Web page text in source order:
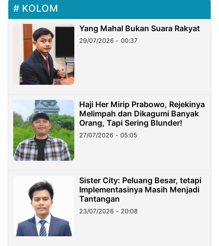
KOLOM
Yang Mahal Bukan Suara Rakyat
29/07/2026 - 00:37
Haji Her Mirip Prabowo, Rejekinya
Melimpah dan Dikagumi Banyak
Orang, Tapi Sering Blunder!
27/07/2026 - 05:05
Sister City: Peluang Besar, tetapi
Implementasinya Masih Menjadi
Tantangan
23/07/2026 - 20:08